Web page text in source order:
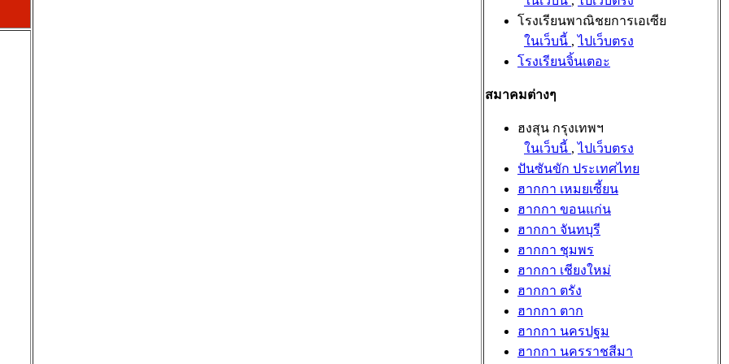
โรงเรียนพาณิชยการเอเซีย
ในเว็บนี้ ,ไปเว็บตรง
โรงเรียนจิ้นเตอะ
สมาคมต่างๆ
ฮงสุน กรุงเทพฯ
ในเว็บนี้ ,ไปเว็บตรง
ปันซันขัก ประเทศไทย
ฮากกา เหมยเซี้ยน
ฮากกา ขอนแก่น
ฮากกา จันทบุรี
ฮากกา ชุมพร
ฮากกา เชียงใหม่
ฮากกา ตรัง
ฮากกา ตาก
ฮากกา นครปฐม
ฮากกา นครราชสีมา